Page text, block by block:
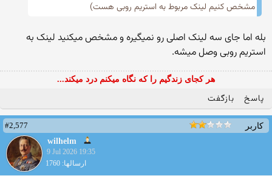
مشخص کنیم لینک مربوط به استریم روبی هست)
بله اما جای سه لینک اصلی رو نمیگیره و مشخص میکنید لینک به
استریم روبی وصل میشه‌.
هر کجای زندگیم را که نگاه میکنم درد میکند...
پاسخ بازگفت
کاربر
#2,577
wilhelm
9 Jul 2026 19:35
ارسالها: 1760